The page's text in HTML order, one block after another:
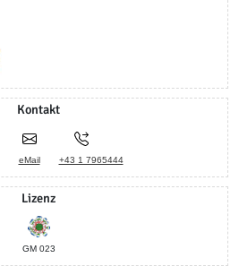
Kontakt
eMail +43 1 7965444
Lizenz
GM 023